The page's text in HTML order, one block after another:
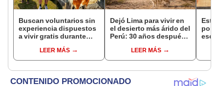
Buscan voluntarios sin
experiencia dispuestos
a vivir gratis durante
cuidar caballos, burros
y otros animales
LEER MÁS
Dejó Lima para vivir en
el desierto más árido del
Perú: 30 años después,
creó un sorprendente
ecosistema
LEER MÁS
Esta
por